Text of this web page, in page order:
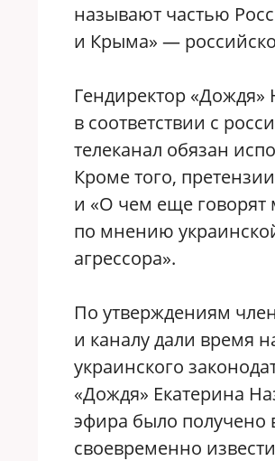
называют частью
и Крыма» —
Гендиректор «Дождя»
в соответствии с
телеканал обязан
Кроме того,
и «О чем еще говорят
по мнению
агрессора».
По утверждениям
и каналу дали время
украинского
«Дождя» Екатерина
эфира было получено
своевременно